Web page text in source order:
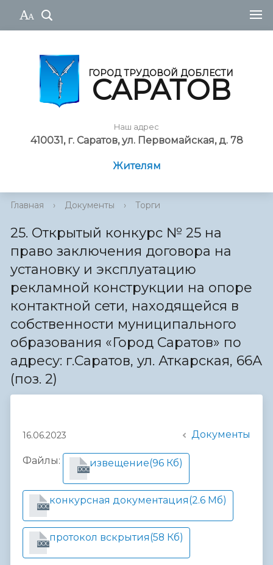
ГОРОД ТРУДОВОЙ ДОБЛЕСТИ
САРАТОВ
Наш адрес
410031, г. Саратов, ул. Первомайская, д. 78
Жителям
Главная › Документы › Торги
25. Открытый конкурс № 25 на
право заключения договора на
установку и эксплуатацию
рекламной конструкции на опоре
контактной сети, находящейся в
собственности муниципального
образования «Город Саратов» по
адресу: г.Саратов, ул. Аткарская, 66А
(поз. 2)
16.06.2023 Документы
Файлы:
DOC
извещение(96 Кб)
DOC
конкурсная документация(2.6 Мб)
DOC
протокол вскрытия(58 Кб)